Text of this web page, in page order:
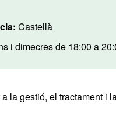
Castellà
i dimecres de 18:00 a
la gestió, el tractament i